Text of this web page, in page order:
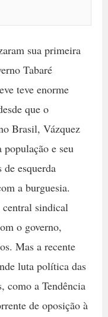
sua primeira
Tabaré
teve enorme
que o
Brasil, Vázquez
população e seu
esquerda
a burguesia.
sindical
o governo,
Mas a recente
luta política das
como a Tendência
de oposição à